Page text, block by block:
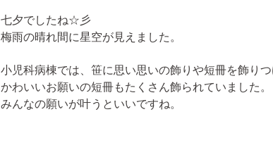
七夕でしたね☆彡
梅雨の晴れ間に星空が見えました。
小児科病棟では、笹に思い思いの飾りや短冊を飾り
かわいいお願いの短冊もたくさん飾られていました。
みんなの願いが叶うといいですね。